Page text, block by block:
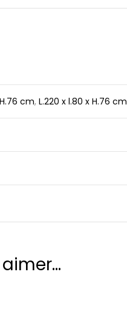
cm, L.220 x l.80 x H.76 cm